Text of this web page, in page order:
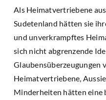
Als Heimatvertriebene
Sudetenland hätten sie
und unverkrampftes
sich nicht abgrenzende
Glaubensüberzeugungen
Heimatvertriebene,
Minderheiten hätten eine